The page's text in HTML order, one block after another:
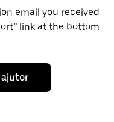
email you received
link at the bottom